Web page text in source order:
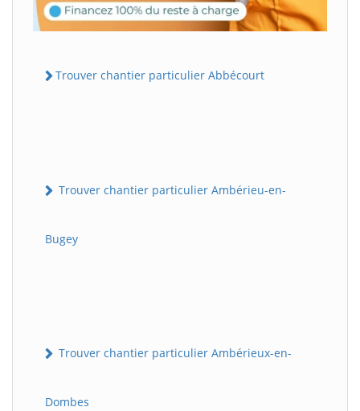
Trouver chantier particulier Abbécourt
Trouver chantier particulier Ambérieu-en-
Bugey
Trouver chantier particulier Ambérieux-en-
Dombes